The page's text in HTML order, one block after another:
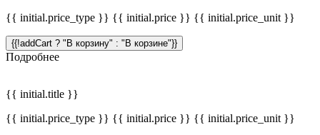
{{ initial.price_type }} {{ initial.price }} {{ initial.price_unit }}
{{!addCart ? "В корзину" : "В корзине"}}
Подробнее
{{ initial.title }}
{{ initial.price_type }} {{ initial.price }} {{ initial.price_unit }}